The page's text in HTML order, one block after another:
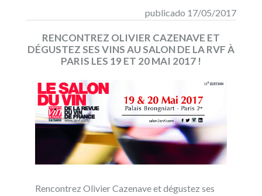
publicado 17/05/2017
RENCONTREZ OLIVIER CAZENAVE ET
DÉGUSTEZ SES VINS AU SALON DE LA RVF À
PARIS LES 19 ET 20 MAI 2017 !
Rencontrez Olivier Cazenave et dégustez ses